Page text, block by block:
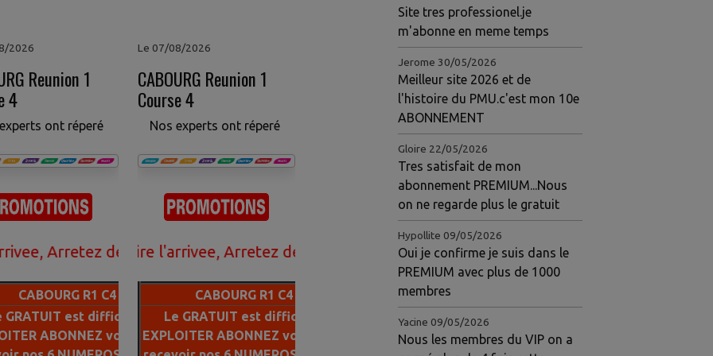
2026
Reunion 1
4
ont réperé
de perdre votre argent avec le gratuit rejoignez notre VIP pour gagner vos courses et
CABOURG R1 C4
GRATUIT est difficile a
ABONNEZ vous pour
Le 07/08/2026
CABOURG Reunion 1
Course 4
Nos experts ont réperé
de faire l'arrivee, Arretez de perdre votre argent avec le gratuit rejoignez notre VIP pour
CABOURG R1 C4
Le GRATUIT est difficile a
EXPLOITER ABONNEZ vous pour
Site tres professionel.je
m'abonne en meme temps
Jerome 30/05/2026
Meilleur site 2026 et de
l'histoire du PMU.c'est mon 10e
ABONNEMENT
Gloire 22/05/2026
Tres satisfait de mon
abonnement PREMIUM...Nous
on ne regarde plus le gratuit
Hypollite 09/05/2026
Oui je confirme je suis dans le
PREMIUM avec plus de 1000
membres
Yacine 09/05/2026
Nous les membres du VIP on a